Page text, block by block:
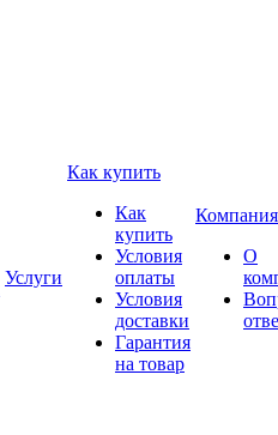
Услуги
Как купить
Как
купить
Условия
оплаты
Условия
доставки
Гарантия
на товар
Компания
О